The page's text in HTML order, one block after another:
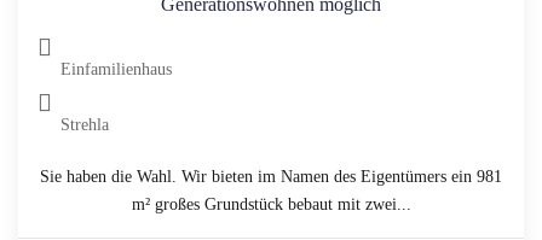
Generationswohnen möglich
Einfamilienhaus
Strehla
Sie haben die Wahl. Wir bieten im Namen des Eigentümers ein 981
m² großes Grundstück bebaut mit zwei...